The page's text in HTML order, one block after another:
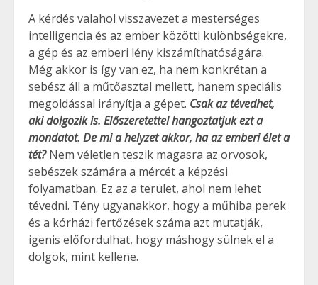
A kérdés valahol visszavezet a mesterséges
intelligencia és az ember közötti különbségekre,
a gép és az emberi lény kiszámíthatóságára.
Még akkor is így van ez, ha nem konkrétan a
sebész áll a műtőasztal mellett, hanem speciális
megoldással irányítja a gépet. Csak az tévedhet,
aki dolgozik is. Előszeretettel hangoztatjuk ezt a
mondatot. De mi a helyzet akkor, ha az emberi élet a
tét?Nem véletlen teszik magasra az orvosok,
sebészek számára a mércét a képzési
folyamatban. Ez az a terület, ahol nem lehet
tévedni. Tény ugyanakkor, hogy a műhiba perek
és a kórházi fertőzések száma azt mutatják,
igenis előfordulhat, hogy máshogy sülnek el a
dolgok, mint kellene.